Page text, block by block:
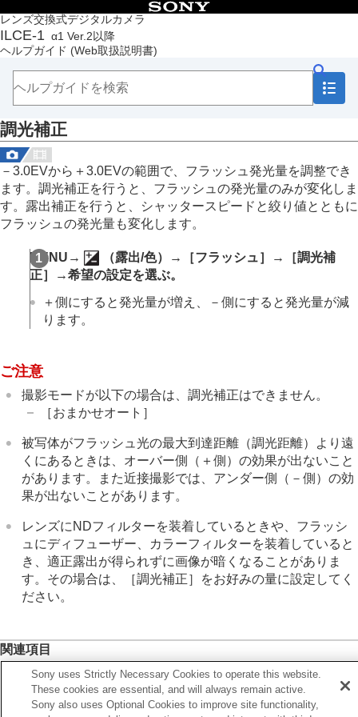
レンズ交換式デジタルカメラ
ILCE-1 α1 Ver.2以降
ヘルプガイド (Web取扱説明書)
目次
トップページ
ヘルプガイドの使いかた
本体と付属品を確認する
本機の基本操作
準備/基本的な撮影
MENU一覧から機能を探す
撮影機能を活用する
この章の目次
撮影モードを選ぶ
フォーカス（ピント）を合わせる
フォーカス機能を使う
露出/測光を調整する
ISO感度を選ぶ
ホワイトバランス
画像に効果を加える
画質や記録形式を設定する
タッチ機能を使う
ズームする
フラッシュを使う
フラッシュ（別売）を使う
フラッシュモード
露出補正の影響
ワイヤレスフラッシュ
フラッシュ同調速優先
赤目軽減発光
使う
手ブレを補正する
レンズ補正（静止画/動画）
調光補正
－3.0EVから＋3.0EVの範囲で、フラッシュ発光量を調整でき
ます。調光補正を行うと、フラッシュの発光量のみが変化しま
す。露出補正を行うと、シャッタースピードと絞り値とともに
フラッシュの発光量も変化します。
MENU → （露出/色）→ ［フラッシュ］ →
［調光補
正］
→希望の設定を選ぶ。
＋側にすると発光量が増え、－側にすると発光量が減
ります。
ご注意
撮影モードが以下の場合は、調光補正はできません。
［おまかせオート］
被写体がフラッシュ光の最大到達距離（調光距離）より遠
くにあるときは、オーバー側（＋側）の効果が出ないこと
があります。また近接撮影では、アンダー側（－側）の効
果が出ないことがあります。
レンズにNDフィルターを装着しているときや、フラッシ
ュにディフューザー、カラーフィルターを装着していると
き、適正露出が得られずに画像が暗くなることがありま
す。その場合は、
［調光補正］ をお好みの量に設定してく
ださい。
関連項目
フラッシュ（別売）を使う
Sony uses Strictly Necessary Cookies to operate this website.
These cookies are essential, and will always remain active.
Sony also uses Optional Cookies to improve site functionality,